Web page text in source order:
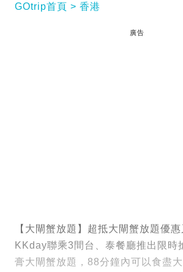
GOtrip首頁 香港
廣告
【大閘蟹放題】超抵大閘蟹放題優
KKday聯乘3間台、泰餐廳推出限時
膏大閘蟹放題，88分鐘內可以食盡